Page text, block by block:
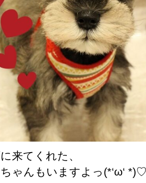
来てくれた、
ゃんもいますよっ(*‘ω‘